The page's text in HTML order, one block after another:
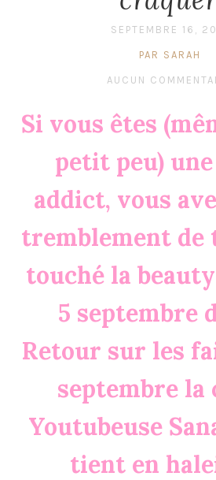
SEPTEMBRE 16,
PAR SARAH
AUCUN
Si vous êtes
petit peu)
addict, vous
tremblement de
touché la
5 septembre
Retour sur les
septembre la
Youtubeuse
tient en